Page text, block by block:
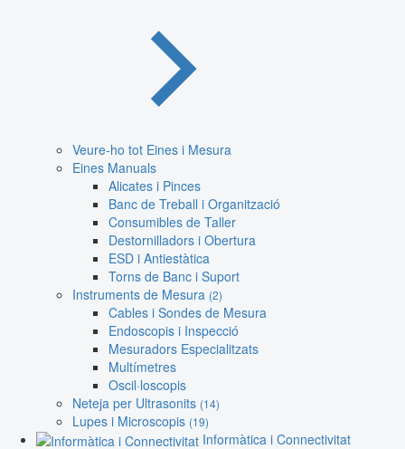
Veure-ho tot Eines i Mesura
Eines Manuals
Alicates i Pinces
Banc de Treball i Organització
Consumibles de Taller
Destornilladors i Obertura
ESD i Antiestàtica
Torns de Banc i Suport
Instruments de Mesura (2)
Cables i Sondes de Mesura
Endoscopis i Inspecció
Mesuradors Especialitzats
Multímetres
Oscil·loscopis
Neteja per Ultrasonits (14)
Lupes i Microscopis (19)
Informàtica i Connectivitat